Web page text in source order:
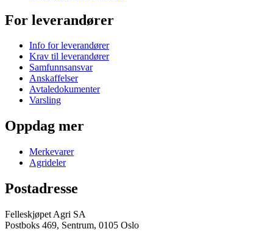
For leverandører
Info for leverandører
Krav til leverandører
Samfunnsansvar
Anskaffelser
Avtaledokumenter
Varsling
Oppdag mer
Merkevarer
Agrideler
Postadresse
Felleskjøpet Agri SA
Postboks 469, Sentrum, 0105 Oslo